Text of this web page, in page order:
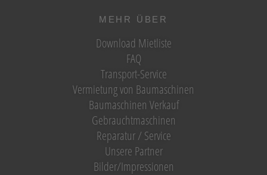
MEHR ÜBER
Download Mietliste
FAQ
Transport-Service
Vermietung von Baumaschinen
Baumaschinen Verkauf
Gebrauchtmaschinen
Reparatur / Service
Unsere Partner
Bilder/Impressionen